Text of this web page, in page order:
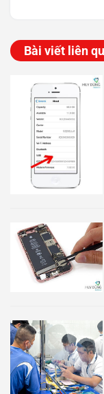
Bài viết liên